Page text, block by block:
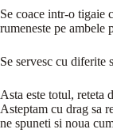
Se coace intr-o tigaie
rumeneste pe ambele
Se servesc cu diferite
Asta este totul, reteta
Asteptam cu drag sa
ne spuneti si noua